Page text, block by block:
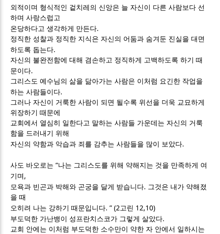
외적이며 형식적인 겉치레의 신앙은 늘 자신이 다른 사람보다 선
하며 사랑스럽고
온당하다고 생각하게 만든다.
정직한 성찰과 정직한 지식은 자신의 어둠과 숨겨둔 진실을 대면
하도록 돕는다.
자신의 불완전함에 대해 겸손하고 정직하게 고백하도록 하기 때
문이다.
그리스도 예수님의 삶을 닮아가는 사람은 이처럼 요긴한 작업을
하는 사람들이다.
그러나 자신이 거룩한 사람이 되면 될수록 위선을 더욱 교묘하게
위장하기 때문에
교회에서 열심히 일한다고 말하는 사람들 가운데는 자신의 거룩
함을 드러내기 위해
자신의 약함과 악습과 죄를 감추는 사람들을 많이 보았다.
사도 바오로는“나는 그리스도를 위해 약해지는 것을 만족하게 여
기며 ,
모욕과 빈곤과 박해와 곤궁을 달게 받습니다. 그것은 내가 약해졌
을 때
오히려 나는 강하기 때문입니다. ” (2고린 12,10)
부도덕한 가난뱅이 성프란치스코가 그렇게 살았다.
교회 안에는 이처럼 부도덕한 소수만이 약한 자 안에서 일하시는